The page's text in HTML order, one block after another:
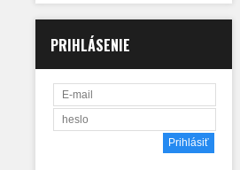
PRIHLÁSENIE